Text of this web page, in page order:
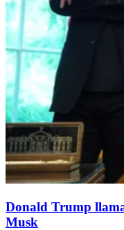
Donald Trump
Musk